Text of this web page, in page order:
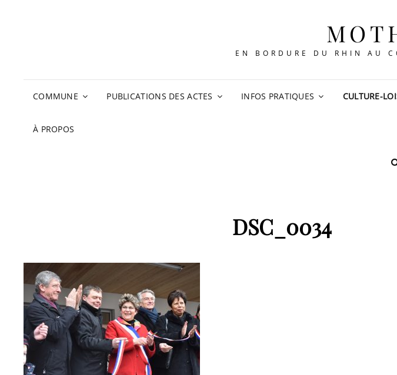
EN BORDURE DU RHIN AU
COMMUNE PUBLICATIONS DES ACTES INFOS PRATIQUES CULTURE-
À PROPOS
DSC_0034